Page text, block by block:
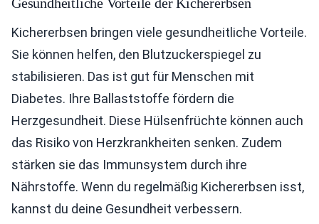
Kichererbsen bringen viele gesundheitliche Vorteile.
Sie können helfen, den Blutzuckerspiegel zu
stabilisieren. Das ist gut für Menschen mit
Diabetes. Ihre Ballaststoffe fördern die
Herzgesundheit. Diese Hülsenfrüchte können auch
das Risiko von Herzkrankheiten senken. Zudem
stärken sie das Immunsystem durch ihre
Nährstoffe. Wenn du regelmäßig Kichererbsen isst,
kannst du deine Gesundheit verbessern.